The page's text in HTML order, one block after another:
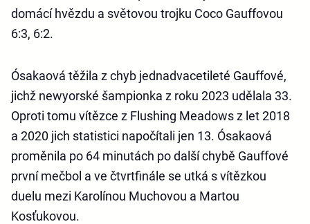
domácí hvězdu a světovou trojku Coco Gauffovou
6:3, 6:2.
Ósakaová těžila z chyb jednadvacetileté Gauffové,
jichž newyorské šampionka z roku 2023 udělala 33.
Oproti tomu vítězce z Flushing Meadows z let 2018
a 2020 jich statistici napočítali jen 13. Ósakaová
proměnila po 64 minutách po další chybě Gauffové
první mečbol a ve čtvrtfinále se utká s vítězkou
duelu mezi Karolínou Muchovou a Martou
Kosťukovou.